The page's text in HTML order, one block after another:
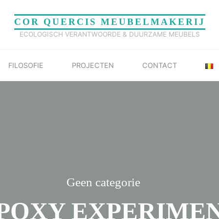
COR QUERCIS MEUBELMAKERIJ
ECOLOGISCH VERANTWOORDE & DUURZAME MEUBELS
FILOSOFIE PROJECTEN CONTACT
Geen categorie